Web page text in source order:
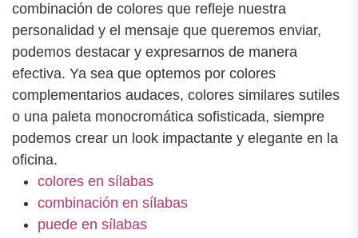
combinación de colores que refleje nuestra
personalidad y el mensaje que queremos enviar,
podemos destacar y expresarnos de manera
efectiva. Ya sea que optemos por colores
complementarios audaces, colores similares sutiles
o una paleta monocromática sofisticada, siempre
podemos crear un look impactante y elegante en la
oficina.
colores en sílabas
combinación en sílabas
puede en sílabas